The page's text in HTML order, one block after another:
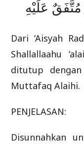
عَلَيْهِ
Dari ‘Aisyah
Shallallaahu
ditutup
Muttafaq Alaihi.
PENJELASAN:
Disunnahkan